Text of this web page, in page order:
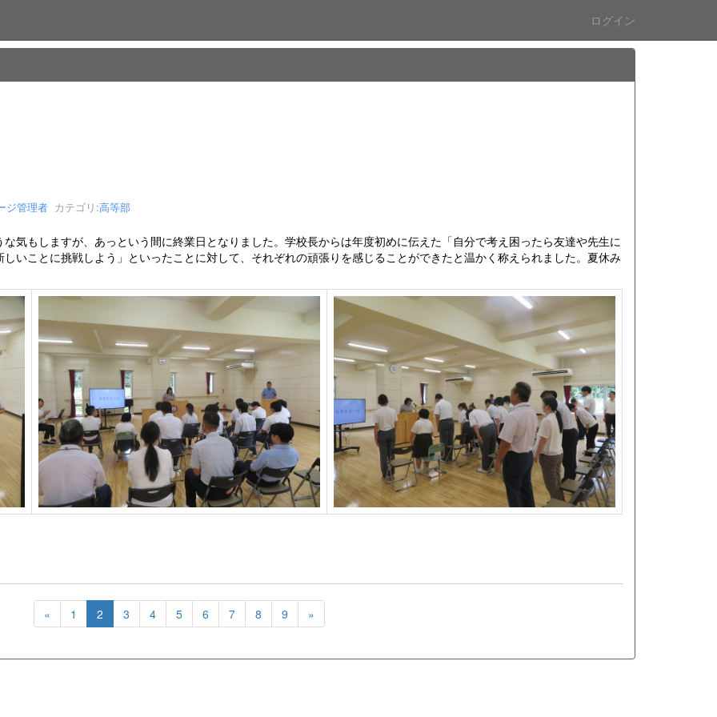
ログイン
ジ管理者 カテゴリ:高等部
もしますが、あっという間に終業日となりました。学校長からは年度初めに伝えた「自分で考え困ったら友達や先生に
いことに挑戦しよう」といったことに対して、それぞれの頑張りを感じることができたと温かく称えられました。夏休み
« 1 2 3 4 5 6 7 8 9 »